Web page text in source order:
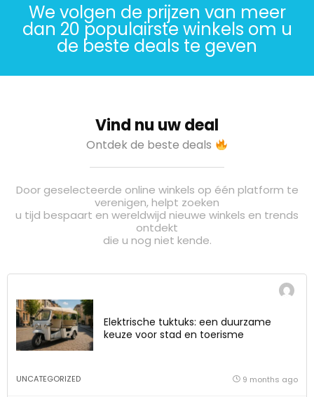
We volgen de prijzen van meer
dan 20 populairste winkels om u
de beste deals te geven
Vind nu uw deal
Ontdek de beste deals
Door geselecteerde online winkels op één platform te
verenigen, helpt zoeken
u tijd bespaart en wereldwijd nieuwe winkels en trends
ontdekt
die u nog niet kende.
Elektrische tuktuks: een duurzame
keuze voor stad en toerisme
UNCATEGORIZED 9 months ago